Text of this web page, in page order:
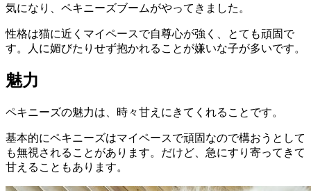
気になり、ペキニーズブームがやってきました。
性格は猫に近くマイペースで自尊心が強く、とても頑固で
す。人に媚びたりせず抱かれることが嫌いな子が多いです。
魅力
ペキニーズの魅力は、 時々甘えにきてくれること です。
基本的にペキニーズはマイペースで頑固なので構おうとして
も無視されることがあります。だけど、急にすり寄ってきて
甘えることもあります。